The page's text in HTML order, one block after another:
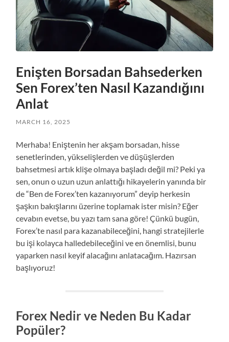
Enişten Borsadan Bahsederken
Sen Forex’ten Nasıl Kazandığını
Anlat
MARCH 16, 2025
Merhaba! Eniştenin her akşam borsadan, hisse
senetlerinden, yükselişlerden ve düşüşlerden
bahsetmesi artık klişe olmaya başladı değil mi? Peki ya
sen, onun o uzun uzun anlattığı hikayelerin yanında bir
de “Ben de Forex’ten kazanıyorum” deyip herkesin
şaşkın bakışlarını üzerine toplamak ister misin? Eğer
cevabın evetse, bu yazı tam sana göre! Çünkü bugün,
Forex’te nasıl para kazanabileceğini, hangi stratejilerle
bu işi kolayca halledebileceğini ve en önemlisi, bunu
yaparken nasıl keyif alacağını anlatacağım. Hazırsan
başlıyoruz!
Forex Nedir ve Neden Bu Kadar
Popüler?